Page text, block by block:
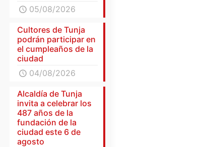
05/08/2026
Cultores de Tunja
podrán participar en
el cumpleaños de la
ciudad
04/08/2026
Alcaldía de Tunja
invita a celebrar los
487 años de la
fundación de la
ciudad este 6 de
agosto